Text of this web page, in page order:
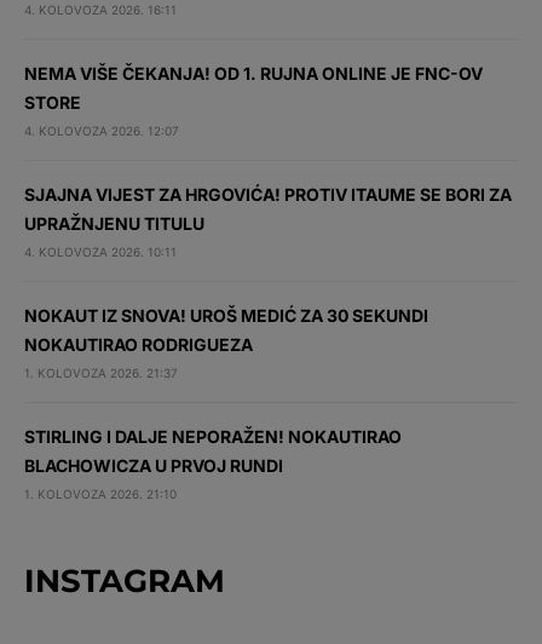
4. KOLOVOZA 2026. 16:11
NEMA VIŠE ČEKANJA! OD 1. RUJNA ONLINE JE FNC-OV
STORE
4. KOLOVOZA 2026. 12:07
SJAJNA VIJEST ZA HRGOVIĆA! PROTIV ITAUME SE BORI ZA
UPRAŽNJENU TITULU
4. KOLOVOZA 2026. 10:11
NOKAUT IZ SNOVA! UROŠ MEDIĆ ZA 30 SEKUNDI
NOKAUTIRAO RODRIGUEZA
1. KOLOVOZA 2026. 21:37
STIRLING I DALJE NEPORAŽEN! NOKAUTIRAO
BLACHOWICZA U PRVOJ RUNDI
1. KOLOVOZA 2026. 21:10
INSTAGRAM